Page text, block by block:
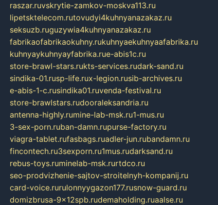
raszar.ruvskrytie-zamkov-moskva113.ru
lipetsktelecom.rutovudyi4kuhnyanazakaz.ru
seksuzb.ruguzywia4kuhnyanazakaz.ru
fabrikaofabrikaokuhny.rukuhnyaekuhnyaafabrika.ru
kuhnyaykuhnyayfabrika.rue-abis1c.ru
store-brawl-stars.rukts-services.rudark-sand.ru
sindika-01.rusp-life.rux-legion.rusib-archives.ru
e-abis-1-c.rusindika01.ruvenda-festival.ru
store-brawlstars.rudooraleksandria.ru
antenna-highly.rumine-lab-msk.ru1-mus.ru
3-sex-porn.ruban-damn.rupurse-factory.ru
viagra-tablet.rufasbags.ruadler-jun.rubandamn.ru
fincontech.ru3sexporn.ru1mus.rudarksand.ru
rebus-toys.ruminelab-msk.rurtdco.ru
seo-prodvizhenie-sajtov-stroitelnyh-kompanij.ru
card-voice.rurulonnyygazon177.rusnow-guard.ru
domizbrusa-9x12spb.rudemaholding.ruaalse.ru